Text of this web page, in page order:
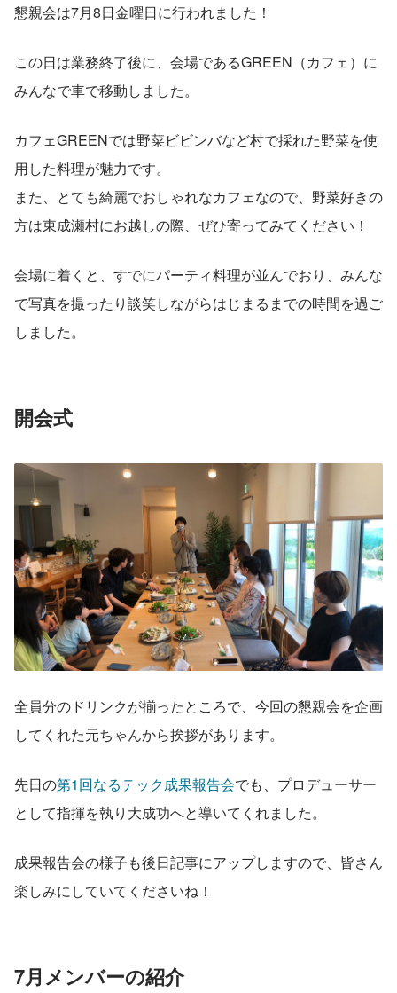
懇親会は7月8日金曜日に行われました！
この日は業務終了後に、会場であるGREEN（カフェ）に
みんなで車で移動しました。
カフェGREENでは野菜ビビンバなど村で採れた野菜を使
用した料理が魅力です。
また、とても綺麗でおしゃれなカフェなので、野菜好きの
方は東成瀬村にお越しの際、ぜひ寄ってみてください！
会場に着くと、すでにパーティ料理が並んでおり、みんな
で写真を撮ったり談笑しながらはじまるまでの時間を過ご
しました。
開会式
全員分のドリンクが揃ったところで、今回の懇親会を企画
してくれた元ちゃんから挨拶があります。
先日の第1回なるテック成果報告会でも、プロデューサー
として指揮を執り大成功へと導いてくれました。
成果報告会の様子も後日記事にアップしますので、皆さん
楽しみにしていてくださいね！
7月メンバーの紹介